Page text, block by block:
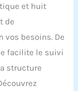
et huit
de
vos besoins. De
facilite le suivi
structure